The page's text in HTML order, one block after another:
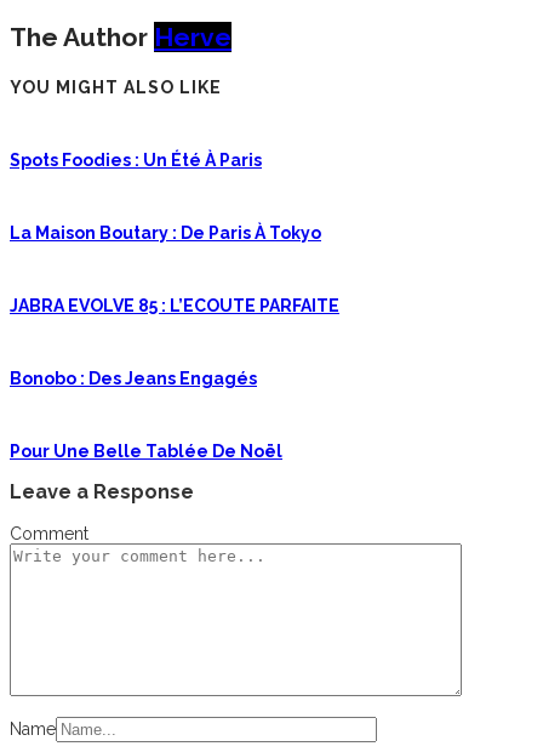
The Author Herve
YOU MIGHT ALSO LIKE
Spots Foodies : Un Été À Paris
La Maison Boutary : De Paris À Tokyo
JABRA EVOLVE 85 : L’ECOUTE PARFAITE
Bonobo : Des Jeans Engagés
Pour Une Belle Tablée De Noël
Leave a Response
Comment
Name